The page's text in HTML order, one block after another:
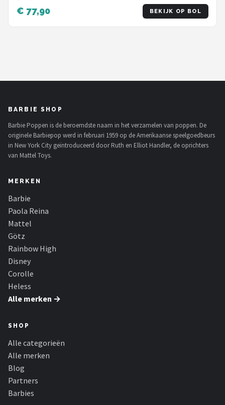
€ 77,90 BEKIJK OP BOL
BARBIE SHOP
Barbie Poppen is de beroemdste naam in het verzamelen van poppen. De
originele Barbiepop werd in februari 1959 op de Amerikaanse speelgoedbeurs
in New York City geïntroduceerd door Ruth en Elliot Handler, de oprichters
van Mattel Toys.
MERKEN
Barbie
Paola Reina
Mattel
Götz
Rainbow High
Disney
Corolle
Heless
Alle merken →
SHOP
Alle categorieën
Alle merken
Blog
Partners
Barbies